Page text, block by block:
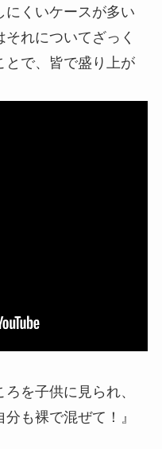
にくいケースが多い
れについてざっく
とで、皆で盛り上が
を子供に見られ、
も裸で混ぜて！』